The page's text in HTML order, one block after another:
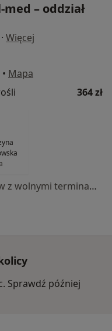
– oddział
· Więcej
• Mapa
364 zł
Brak dostępnych specjalistów z wolnymi terminami w tym centrum medycznym.
Sprawdź później